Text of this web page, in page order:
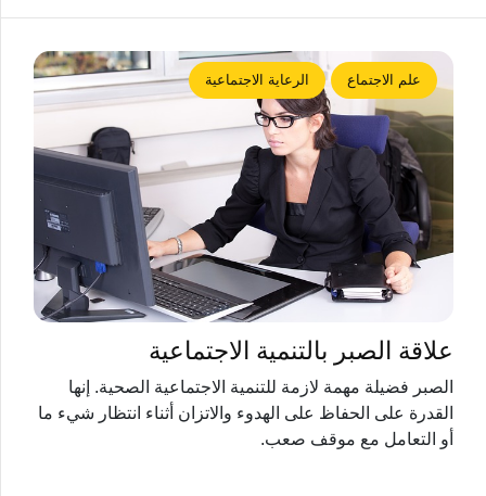
علم الاجتماع الرعاية الاجتماعية
علاقة الصبر بالتنمية الاجتماعية
الصبر فضيلة مهمة لازمة للتنمية الاجتماعية الصحية. إنها
القدرة على الحفاظ على الهدوء والاتزان أثناء انتظار شيء ما
أو التعامل مع موقف صعب.